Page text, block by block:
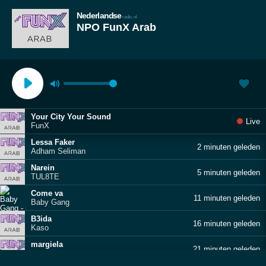
NPO FunX Arab
Your City Your Sound
FunX
Live
Lessa Faker
Adham Seliman
2 minuten geleden
Narein
TUL8TE
5 minuten geleden
Come va
Baby Gang
11 minuten geleden
B3ida
Kaso
16 minuten geleden
margiela
21 minuten geleden
Nederlandseradio.nl